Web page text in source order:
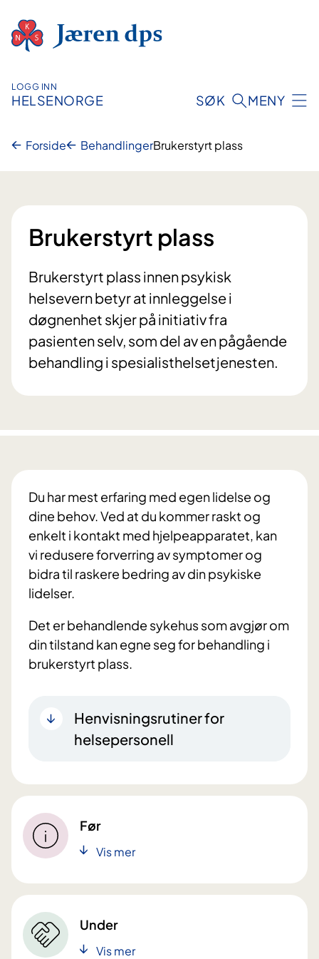
innhold
LOGG INN
HELSENORGE SØK MENY
Forside BehandlingerBrukerstyrt plass
Brukerstyrt plass
Brukerstyrt plass innen psykisk
helsevern betyr at innleggelse i
døgnenhet skjer på initiativ fra
pasienten selv, som del av en pågående
behandling i spesialisthelsetjenesten.
Du har mest erfaring med egen lidelse og
dine behov. Ved at du kommer raskt og
enkelt i kontakt med hjelpeapparatet, kan
vi redusere forverring av symptomer og
bidra til raskere bedring av din psykiske
lidelser.
Det er behandlende sykehus som avgjør om
din tilstand kan egne seg for behandling i
brukerstyrt plass.
Henvisningsrutiner for
helsepersonell
Før
Vis mer
Under
Vis mer